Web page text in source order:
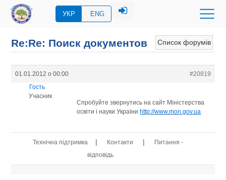
УКР ENG
Список форумів
Re:Re: Поиск документов
01.01.2012 о 00:00
#20819
Гость
Учасник
Спробуйте звернутись на сайт Міністерства
освіти і науки Україниhttp://www.mon.gov.ua
Технічна підтримка | Контакти |
Питання -
відповідь